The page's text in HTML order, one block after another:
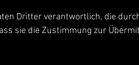
Dritter verantwortlich, die
sie die Zustimmung zur